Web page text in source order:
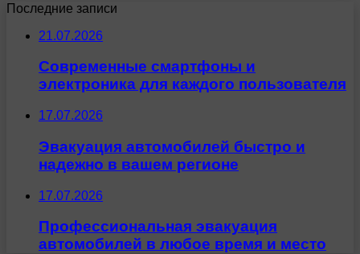
Последние записи
21.07.2026
Современные смартфоны и
электроника для каждого пользователя
17.07.2026
Эвакуация автомобилей быстро и
надежно в вашем регионе
17.07.2026
Профессиональная эвакуация
автомобилей в любое время и место